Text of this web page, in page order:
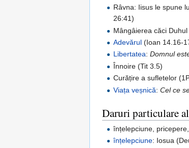
Râvna: Iisus le spune
26:41)
Mângâierea căci
Adevărul (Ioan 14.16-
Libertatea:Domnul
Înnoire (Tit 3.5)
Curățire a sufletelor
Viața veșnică:Cel ce
Daruri particulare
înțelepciune,
înțelepciune: Iosua